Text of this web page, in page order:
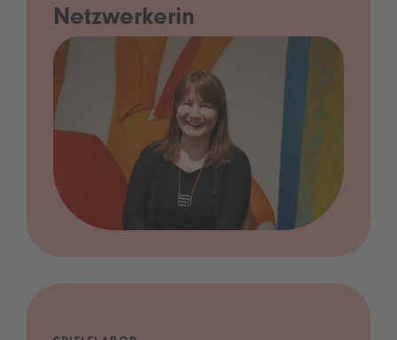
Netzwerkerin